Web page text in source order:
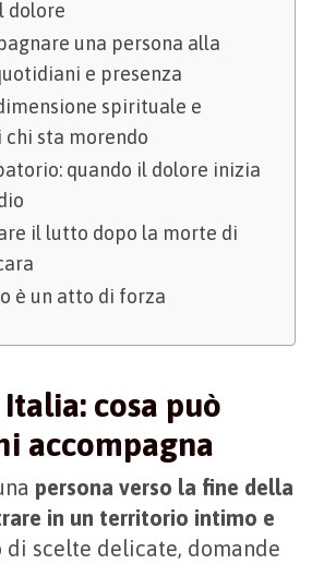
dolore
una persona alla
e presenza
spirituale e
chi sta morendo
quando il dolore inizia
il lutto dopo la morte di
è un atto di forza
cosa può
accompagna
persona verso la fine della
in un territorio intimo e
di scelte delicate, domande